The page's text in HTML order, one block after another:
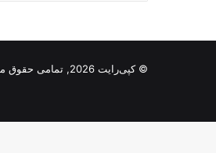
© کپی‌رایت 2026, تمامی حقوق متعلق است به |